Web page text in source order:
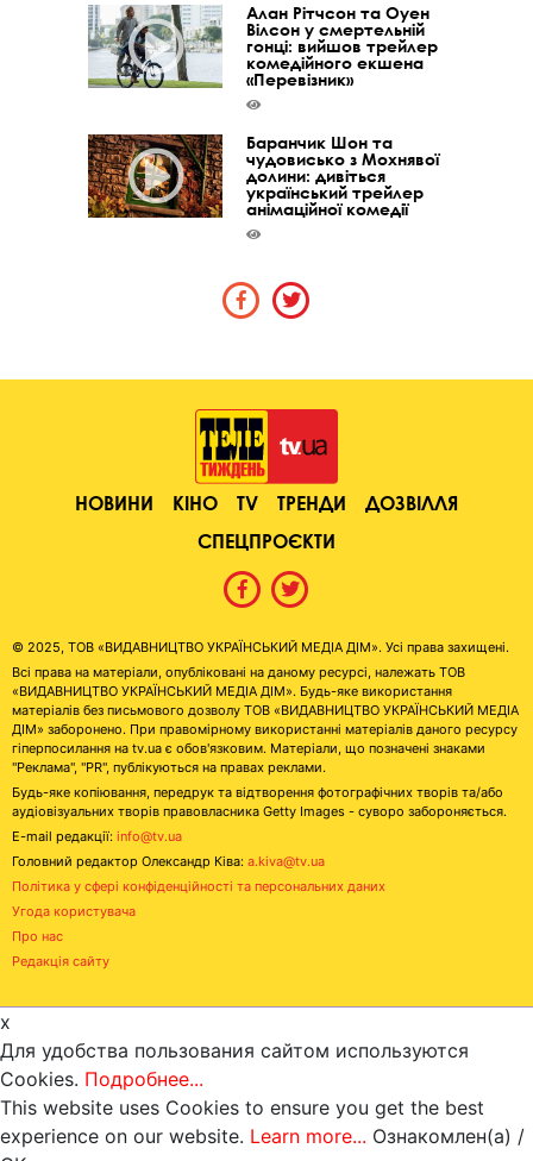
Алан Рітчсон та Оуен
Вілсон у смертельній
гонці: вийшов трейлер
комедійного екшена
«Перевізник»
Баранчик Шон та
чудовисько з Мохнявої
долини: дивіться
український трейлер
анімаційної комедії
НОВИНИ КІНО TV ТРЕНДИ
ДОЗВІЛЛЯ
СПЕЦПРОЄКТИ
© 2025, ТОВ «ВИДАВНИЦТВО УКРАЇНСЬКИЙ МЕДІА ДІМ». Усі права захищені.
Всі права на матеріали, опубліковані на даному ресурсі, належать ТОВ
«ВИДАВНИЦТВО УКРАЇНСЬКИЙ МЕДІА ДІМ». Будь-яке використання
матеріалів без письмового дозволу ТОВ «ВИДАВНИЦТВО УКРАЇНСЬКИЙ МЕДІА
ДІМ» заборонено. При правомірному використанні матеріалів даного ресурсу
гіперпосилання на tv.ua є обов'язковим. Матеріали, що позначені знаками
"Реклама", "PR", публікуються на правах реклами.
Будь-яке копіювання, передрук та відтворення фотографічних творів та/або
аудіовізуальних творів правовласника Getty Images - суворо забороняється.
E-mail редакції: info@tv.ua
Головний редактор Олександр Ківа: a.kiva@tv.ua
Політика у сфері конфіденційності та персональних даних
Угода користувача
Про нас
Редакція сайту
x
Для удобства пользования сайтом используются
Cookies. Подробнее...
This website uses Cookies to ensure you get the best
experience on our website. Learn more... Ознакомлен(а) /